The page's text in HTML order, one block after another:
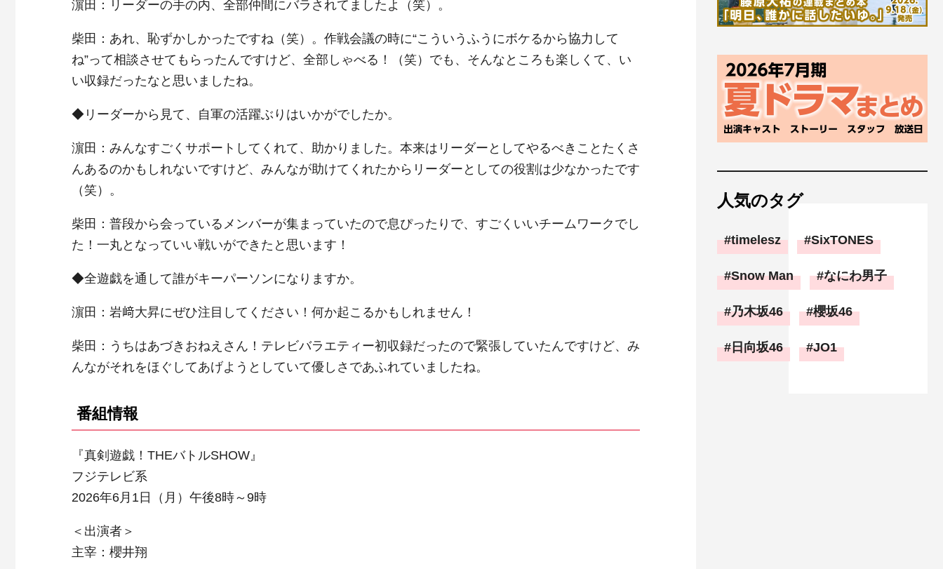
濵田：リーダーの手の内、全部仲間にバラされてましたよ（笑）。
柴田：あれ、恥ずかしかったですね（笑）。作戦会議の時に“こういうふうにボケるから協力して
ね”って相談させてもらったんですけど、全部しゃべる！（笑）でも、そんなところも楽しくて、い
い収録だったなと思いましたね。
◆リーダーから見て、自軍の活躍ぶりはいかがでしたか。
濵田：みんなすごくサポートしてくれて、助かりました。本来はリーダーとしてやるべきことたくさ
んあるのかもしれないですけど、みんなが助けてくれたからリーダーとしての役割は少なかったです
（笑）。
柴田：普段から会っているメンバーが集まっていたので息ぴったりで、すごくいいチームワークでし
た！一丸となっていい戦いができたと思います！
◆全遊戯を通して誰がキーパーソンになりますか。
濵田：岩﨑大昇にぜひ注目してください！何か起こるかもしれません！
柴田：うちはあづきおねえさん！テレビバラエティー初収録だったので緊張していたんですけど、み
んながそれをほぐしてあげようとしていて優しさであふれていましたね。
番組情報
『真剣遊戯！THEバトルSHOW』
フジテレビ系
2026年6月1日（月）午後8時～9時
＜出演者＞
主宰：櫻井翔
人気のタグ
timelesz SixTONES
Snow Man なにわ男子
乃木坂46 櫻坂46
日向坂46 JO1